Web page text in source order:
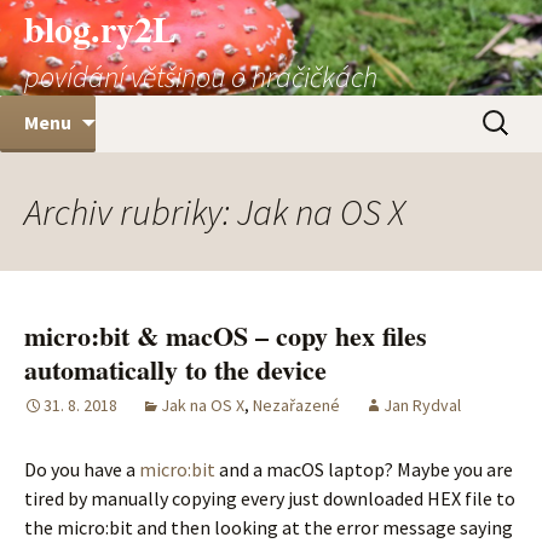
Přejít
obsahu
webu
blog.ry2L
povídání většinou o hračičkách
Menu
Archiv rubriky: Jak na OS X
micro:bit & macOS – copy hex files
automatically to the device
31. 8. 2018 Jak na OS X, Nezařazené Jan Rydval
Do you have a micro:bit and a macOS laptop? Maybe you are
tired by manually copying every just downloaded HEX file to
the micro:bit and then looking at the error message saying